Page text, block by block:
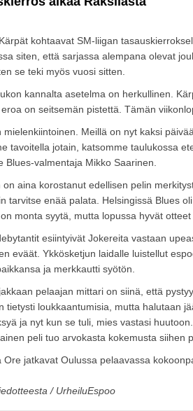
kohtaavat SM-liigan
siten, että sarjassa alempana olevat
se teki myös vuosi sitten.
kannalta asetelma on herkullinen.
on seitsemän pistettä. Tämän
mielenkiintoinen. Meillä on nyt kaksi
tavoitella jotain, katsomme taulukossa
Blues-valmentaja Mikko Saarinen.
on aina korostanut edellisen pelin
tarvitse enää palata. Helsingissä Blues
monta syytä, mutta lopussa hyvät
esiintyivät Jokereita vastaan
eväät. Ykkösketjun laidalle luistellut
ja merkkautti syötön.
pelaajan mittari on siinä, että
tietysti loukkaantumisia, mutta halutaan
ja nyt kun se tuli, mies vastasi
peli tuo arvokasta kokemusta siihen
Ore jatkavat Oulussa pelaavassa
/ UrheiluEspoo